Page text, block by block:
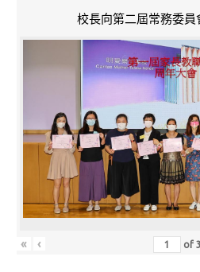
校長向第二屆常務委
« ‹ of3